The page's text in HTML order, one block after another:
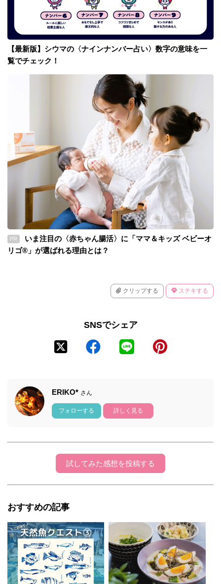
【最新版】シウマの〈ナインナンバー占い〉数字の意味を一
覧でチェック！
PR
いま注目の〈赤ちゃん腸活〉に「ママ＆キッズ ベビーオ
リゴ®」が選ばれる理由とは？
クリップする ステキする
SNSでシェア
ERIKO* さん
フォローする 詳しく見る
試してみた感想を投稿する
おすすめの記事